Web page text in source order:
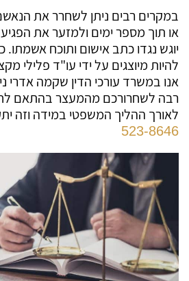
במקרים רבים ניתן לשחרר את
או תוך מספר ימים ולמזער את
יוגש נגדו כתב אישום ותוכח אשמתו.
להיות מיוצגים על ידי עו"ד פלילי
אנו במשרד עורכי הדין שקמה אדרי
רבה לשחרורכם מהמעצר בהתאם לחוק
לאורך ההליך המשפטי במידה וזה יתקיים.
523-8646